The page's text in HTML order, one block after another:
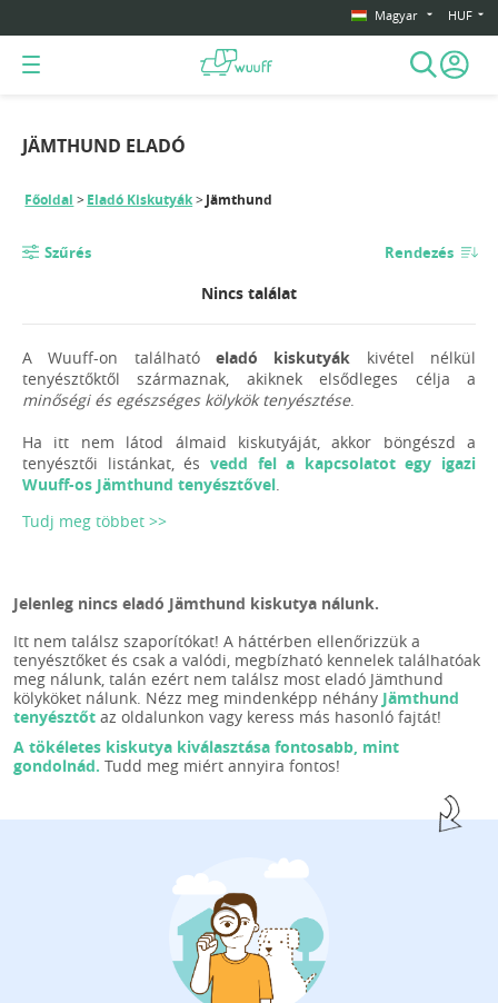
Magyar HUF
JÄMTHUND ELADÓ
Főoldal Eladó Kiskutyák Jämthund
Szűrés Rendezés
Nincs találat
A Wuuff-on található eladó kiskutyák kivétel nélkül
tenyésztőktől származnak, akiknek elsődleges célja a
minőségi és egészséges kölykök tenyésztése.
Ha itt nem látod álmaid kiskutyáját, akkor böngészd a
tenyésztői listánkat, és vedd fel a kapcsolatot egy igazi
Wuuff-os Jämthund tenyésztővel.
Tudj meg többet >>
Jelenleg nincs eladó Jämthund kiskutya nálunk.
Itt nem találsz szaporítókat! A háttérben ellenőrizzük a
tenyésztőket és csak a valódi, megbízható kennelek találhatóak
meg nálunk, talán ezért nem találsz most eladó Jämthund
kölyköket nálunk. Nézz meg mindenképp néhány Jämthund
tenyésztőt az oldalunkon vagy keress más hasonló fajtát!
A tökéletes kiskutya kiválasztása fontosabb, mint
gondolnád. Tudd meg miért annyira fontos!